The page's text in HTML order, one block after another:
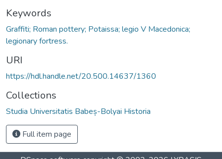
Keywords
Graffiti; Roman pottery; Potaissa; legio V Macedonica;
legionary fortress.
URI
https://hdl.handle.net/20.500.14637/1360
Collections
Studia Universitatis Babeș-Bolyai Historia
Full item page